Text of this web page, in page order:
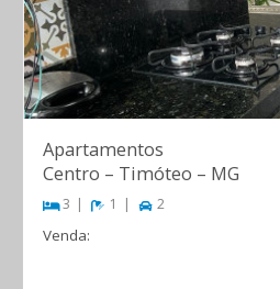
Apartamentos
Centro – Timóteo – MG
3 1 2
Venda: